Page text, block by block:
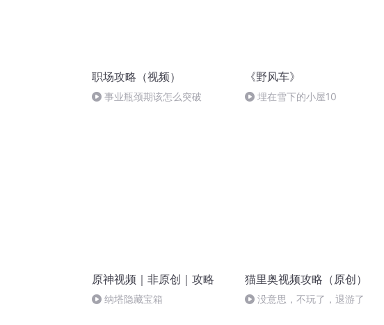
职场攻略（视频）
事业瓶颈期该怎么突破
《野风车》
埋在雪下的小屋10
原神视频｜非原创｜攻略
纳塔隐藏宝箱
猫里奥视频攻略（原创）
没意思，不玩了，退游了